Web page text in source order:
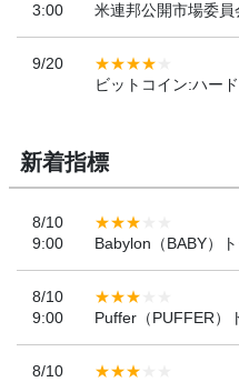
3:00
米連邦公開市場委
9/20
ビットコイン:ハー
新着指標
8/10
9:00
Babylon（BABY）
8/10
9:00
Puffer（PUFFER）
8/10